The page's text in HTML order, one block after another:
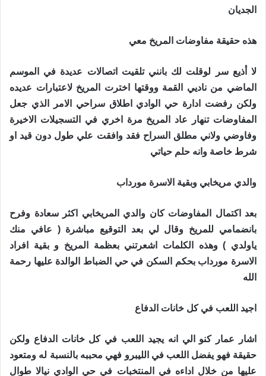
الجديان
هذه حقيقة مفاوضات المريخ معي
لا أذيع سر لوقلت لك بانني تلقيت اتصالات عديدة في الموسم
الماضي من ناديي القمة ووقتها اخترت المريخ لاعتبارات عديده
ولكن رفضت ادارة حي الوادي اطلاق سراحي الامر الذي جعل
المفاوضات تنهار عاد المريخ مرة اخري في التسجيلات الاخيرة
وفاوضي ولاني مطلق السراح فقد وافقت علي طول دون قيد او
شرط خاصة وانه حلم حياتي
والدي مريخابي وبقية الاسرة مورداب
بعد اكتمال المفاوضات كان والدي المريخابي اكثر سعادة وفرح
بانضمامي للمريخ وقال لي بعد التوقيع مباشرة ( عافي منك
ياولدي ) وهذه الكلمات اشعرتني بعظمة المريخ و بقية افراد
الاسرة مورداب بحكم السكن في حي الضباط الوالدة عليها رحمة
الله
اجيد اللعب في كل خانات الدفاع
اشار عمار كنو الي انه يجيد اللعب في كل خانات الدفاع ولكن
حقيقة فهو يفضل اللعب في الليبرو فهي محببه بالنسبة له ومتعود
عليها من خلال اداءه في المنتخبات في حي الوادي نيالا طوال